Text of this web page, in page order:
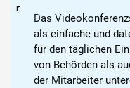
r
Das
als einfache und
für den täglichen
von Behörden als
der Mitarbeiter